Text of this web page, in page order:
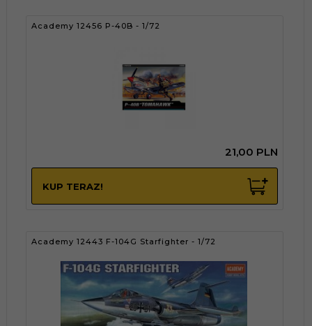
Academy 12456 P-40B - 1/72
21,00 PLN
KUP TERAZ!
Academy 12443 F-104G Starfighter - 1/72